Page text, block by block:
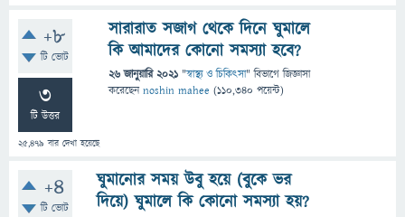
+8
টি ভোট
3
টি উত্তর
25,479 বার দেখা হয়েছে
সারারাত সজাগ থেকে দিনে ঘুমালে
কি আমাদের কোনো সমস্যা হবে?
26 জানুয়ারি 2021 "স্বাস্থ্য ও চিকিৎসা" বিভাগে জিজ্ঞাসা
করেছেনnoshin mahee (110,340 পয়েন্ট)
+4
টি ভোট
ঘুমানোর সময় উবু হয়ে (বুকে ভর
দিয়ে) ঘুমালে কি কোনো সমস্যা হয়?